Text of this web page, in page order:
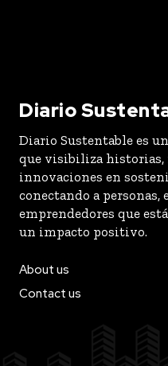
Diario
Diario Sustentable es
que visibiliza historias,
innovaciones en
conectando a personas,
emprendedores que
un impacto positivo.
About us
Contact us